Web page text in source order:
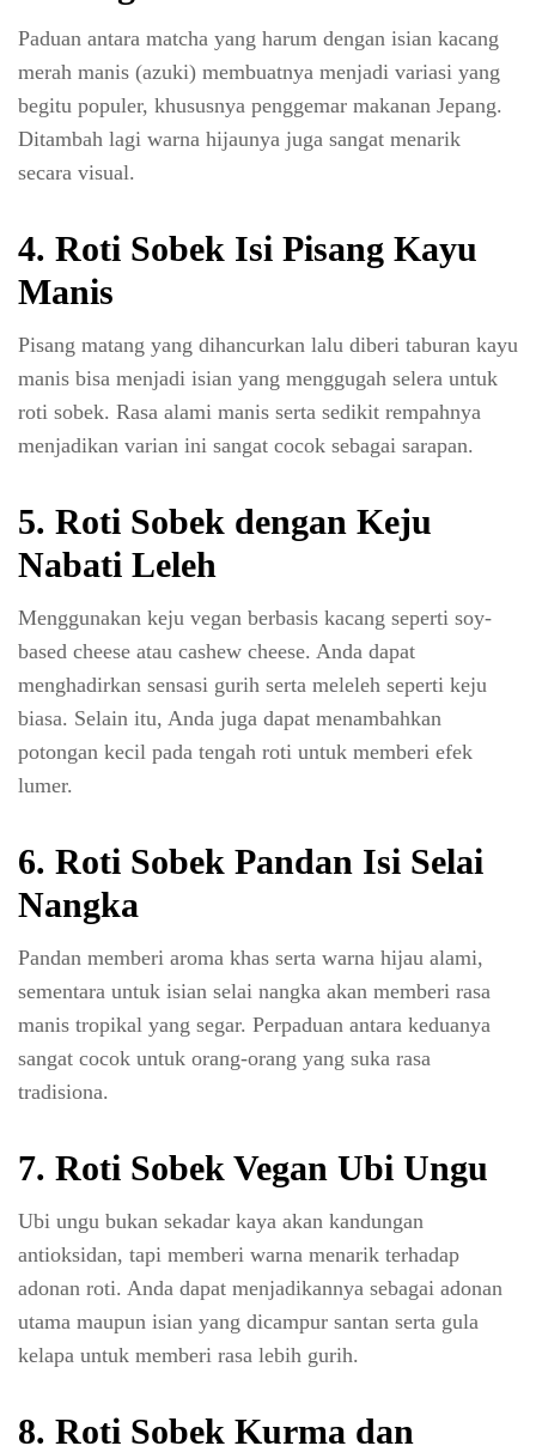
Paduan antara matcha yang harum dengan isian kacang
merah manis (azuki) membuatnya menjadi variasi yang
begitu populer, khususnya penggemar makanan Jepang.
Ditambah lagi warna hijaunya juga sangat menarik
secara visual.
4. Roti Sobek Isi Pisang Kayu
Manis
Pisang matang yang dihancurkan lalu diberi taburan kayu
manis bisa menjadi isian yang menggugah selera untuk
roti sobek. Rasa alami manis serta sedikit rempahnya
menjadikan varian ini sangat cocok sebagai sarapan.
5. Roti Sobek dengan Keju
Nabati Leleh
Menggunakan keju vegan berbasis kacang seperti soy-
based cheese atau cashew cheese. Anda dapat
menghadirkan sensasi gurih serta meleleh seperti keju
biasa. Selain itu, Anda juga dapat menambahkan
potongan kecil pada tengah roti untuk memberi efek
lumer.
6. Roti Sobek Pandan Isi Selai
Nangka
Pandan memberi aroma khas serta warna hijau alami,
sementara untuk isian selai nangka akan memberi rasa
manis tropikal yang segar. Perpaduan antara keduanya
sangat cocok untuk orang-orang yang suka rasa
tradisiona.
7. Roti Sobek Vegan Ubi Ungu
Ubi ungu bukan sekadar kaya akan kandungan
antioksidan, tapi memberi warna menarik terhadap
adonan roti. Anda dapat menjadikannya sebagai adonan
utama maupun isian yang dicampur santan serta gula
kelapa untuk memberi rasa lebih gurih.
8. Roti Sobek Kurma dan